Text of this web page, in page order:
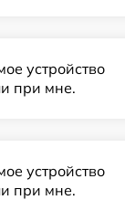
устройство
при мне.
устройство
при мне.